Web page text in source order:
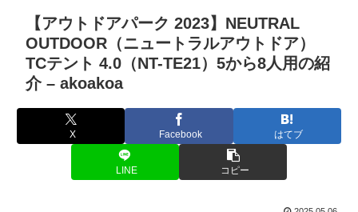
【アウトドアパーク 2023】NEUTRAL
OUTDOOR（ニュートラルアウトドア）
TCテント 4.0（NT-TE21）5から8人用の紹
介 – akoakoa
X Facebook はてブ
LINE コピー